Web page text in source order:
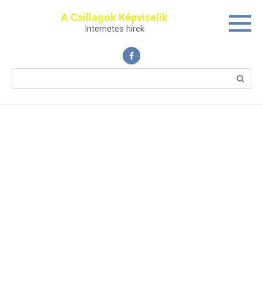
A Csillagok Képviselik
Internetes hírek
Поиск: